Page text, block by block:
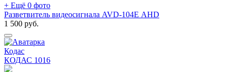
+ Ещё 0 фото
Разветвитель видеосигнала AVD-104E АНD
1 500 руб.
Кодас
КОДАС 1016